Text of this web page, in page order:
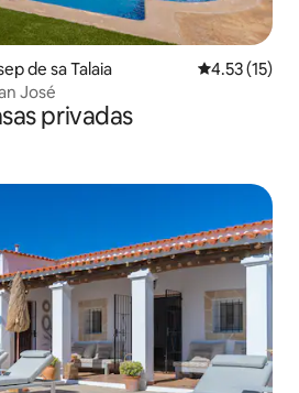
de sa Talaia Calificación
4.53 (15)
José
privadas